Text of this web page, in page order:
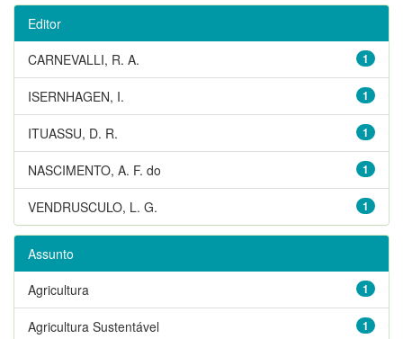
Editor
1
CARNEVALLI, R. A.
1
ISERNHAGEN, I.
1
ITUASSU, D. R.
1
NASCIMENTO, A. F. do
1
VENDRUSCULO, L. G.
Assunto
1
Agricultura
1
Agricultura Sustentável